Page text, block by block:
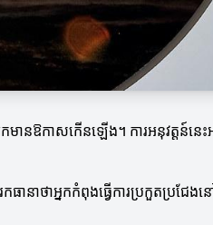
នកមានឱកាសកើនឡើង។ ការអនុវត្ត
ានាថាអ្នកកំពុងធ្វើការប្រកួតប្រជែង